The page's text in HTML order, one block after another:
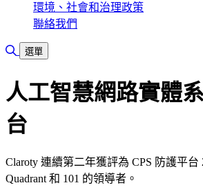
環境、社會和治理政策
聯絡我們
切換搜尋
選單
人工智慧網路實體
台
Claroty 連續第二年獲評為 CPS 防護平台
Quadrant 和 101 的領導者。